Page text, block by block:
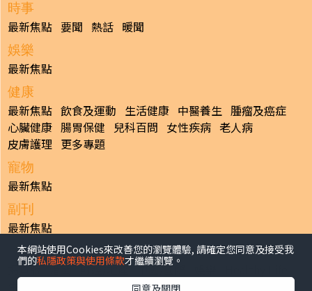
時事
最新焦點 要聞 熱話 暖聞
娛樂
最新焦點
健康
最新焦點 飲食及運動 生活健康 中醫養生 腫瘤及癌症
心臟健康 腸胃保健 兒科百問 女性疾病 老人病
皮膚護理 更多專題
寵物
最新焦點
副刊
最新焦點
日報
揭頁版 港聞 財經/地產 中國/國際
體育 專題/人物
本網站使用Cookies來改善您的瀏覽體驗, 請確定您同意及接受我
們的私隱政策與使用條款才繼續瀏覽。
同意及關閉